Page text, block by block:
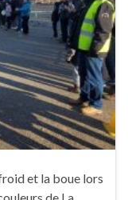
et la boue lors
de La